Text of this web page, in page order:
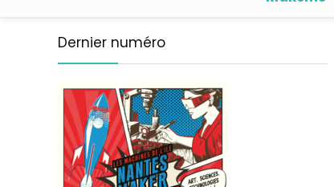
Dernier numéro